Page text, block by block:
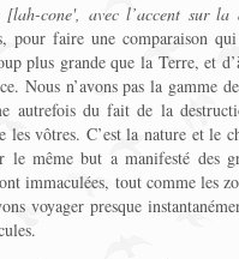
[lah-cone', avec l’accent sur la
pour faire une comparaison
plus grande que la Terre, et
Nous n’avons pas la gamme
autrefois du fait de la
les vôtres. C’est la nature et le
le même but a manifesté des
immaculées, tout comme les
voyager presque